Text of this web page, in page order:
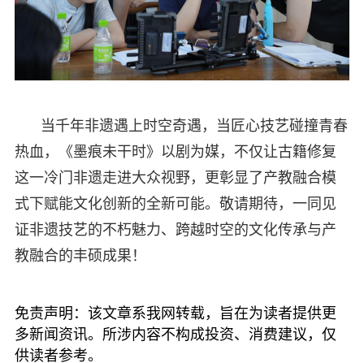
当千年非遗遇上时空奇遇，当匠心技艺碰撞青春
热血，《墨痕未干时》以剧为媒，不仅让古籍修复
这一冷门非遗走进大众视野，更彰显了产教融合模
式下赋能文化创新的全新可能。敬请期待，一同见
证非遗技艺的不朽魅力、跨越时空的文化传承与产
教融合的丰硕成果！
免责声明：该文章系我网转载，旨在为读者提供更
多新闻资讯。所涉内容不构成投资、消费建议，仅
供读者参考。